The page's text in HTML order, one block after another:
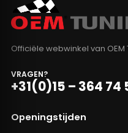
Officiële webwinkel van
VRAGEN?
+31(0)15 – 364 74
Openingstijden